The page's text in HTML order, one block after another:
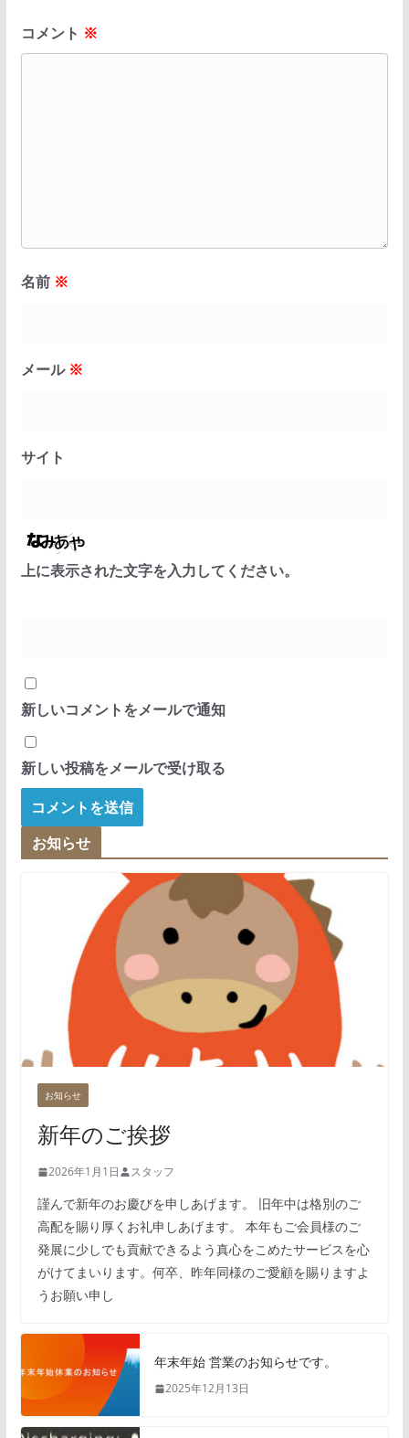
コメント ※
名前 ※
メール ※
サイト
上に表示された文字を入力してください。
新しいコメントをメールで通知
新しい投稿をメールで受け取る
お知らせ
お知らせ
新年のご挨拶
2026年1月1日 スタッフ
謹んで新年のお慶びを申しあげます。 旧年中は格別のご
高配を賜り厚くお礼申しあげます。 本年もご会員様のご
発展に少しでも貢献できるよう真心をこめたサービスを心
がけてまいります。何卒、昨年同様のご愛顧を賜りますよ
うお願い申し
年末年始 営業のお知らせです。
2025年12月13日